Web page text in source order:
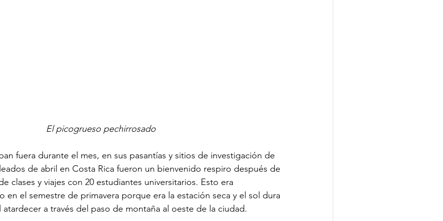
El picogrueso pechirrosado
fuera durante el mes, en sus pasantías y sitios de investigación de
de abril en Costa Rica fueron un bienvenido respiro después de
clases y viajes con 20 estudiantes universitarios. Esto era
en el semestre de primavera porque era la estación seca y el sol dura
a través del paso de montaña al oeste de la ciudad.